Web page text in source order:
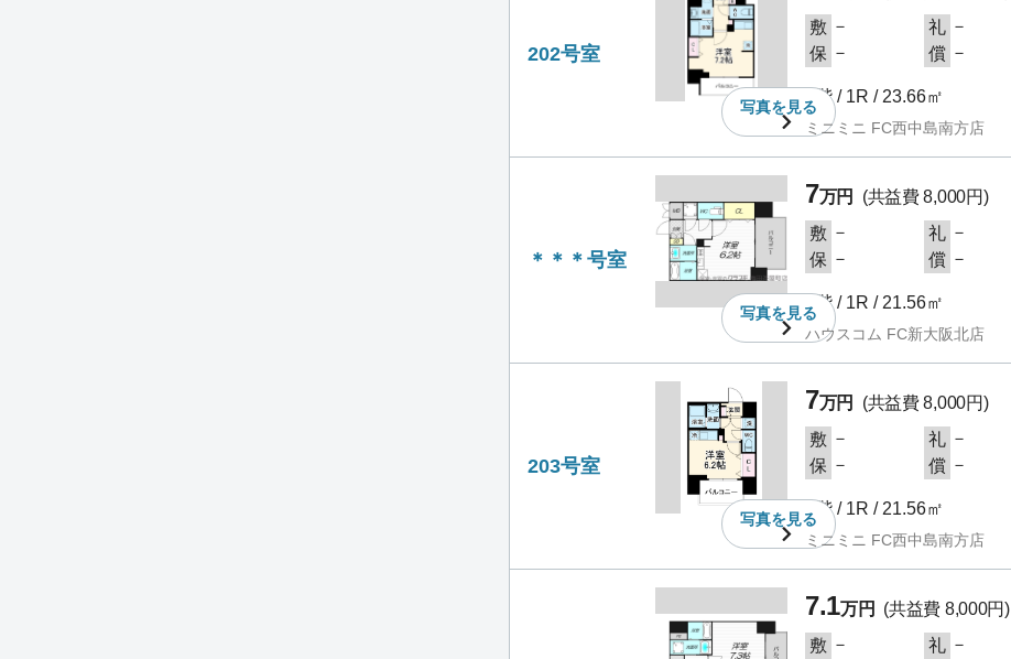
202号室
写真を見る
敷 － 礼 －
保 － 償 －
2階 / 1R / 23.66㎡
ミニミニ FC西中島南方店
＊＊＊号室
写真を見る
7万円
(共益費 8,000円)
敷 － 礼 －
保 － 償 －
2階 / 1R / 21.56㎡
ハウスコム FC新大阪北店
203号室
写真を見る
7万円
(共益費 8,000円)
敷 － 礼 －
保 － 償 －
2階 / 1R / 21.56㎡
ミニミニ FC西中島南方店
7.1万円
(共益費 8,000円)
敷 － 礼 －